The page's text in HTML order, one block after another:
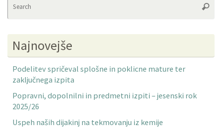
Najnovejše
Podelitev spričeval splošne in poklicne mature ter
zaključnega izpita
Popravni, dopolnilni in predmetni izpiti – jesenski rok
2025/26
Uspeh naših dijakinj na tekmovanju iz kemije